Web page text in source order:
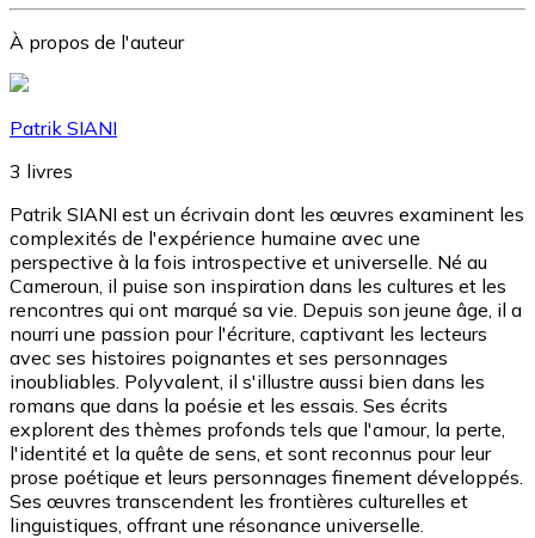
À propos de l'auteur
Patrik SIANI
3 livres
Patrik SIANI est un écrivain dont les œuvres examinent les
complexités de l'expérience humaine avec une
perspective à la fois introspective et universelle. Né au
Cameroun, il puise son inspiration dans les cultures et les
rencontres qui ont marqué sa vie. Depuis son jeune âge, il a
nourri une passion pour l'écriture, captivant les lecteurs
avec ses histoires poignantes et ses personnages
inoubliables. Polyvalent, il s'illustre aussi bien dans les
romans que dans la poésie et les essais. Ses écrits
explorent des thèmes profonds tels que l'amour, la perte,
l'identité et la quête de sens, et sont reconnus pour leur
prose poétique et leurs personnages finement développés.
Ses œuvres transcendent les frontières culturelles et
linguistiques, offrant une résonance universelle.